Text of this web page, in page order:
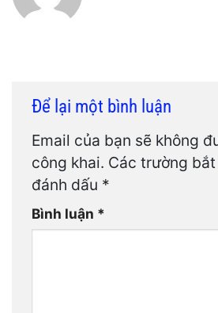
Để lại một bình luận
Email của bạn sẽ không
công khai. Các trường
đánh dấu *
Bình luận *